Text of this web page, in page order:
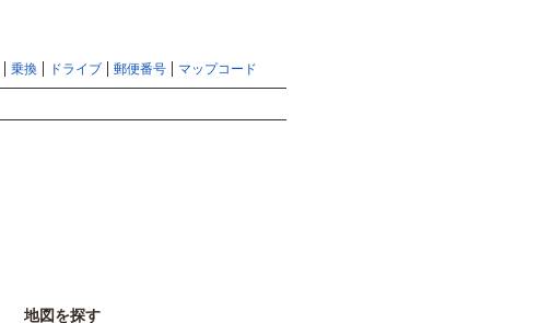
乗換 ドライブ 郵便番号 マップコード
地図を探す